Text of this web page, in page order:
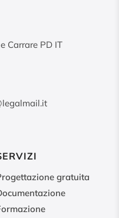
Carrare PD IT
gratuita